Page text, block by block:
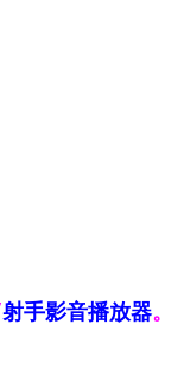
射手影音播放器。